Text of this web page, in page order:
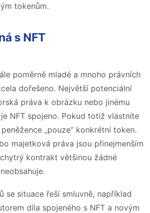
tokenům.
s NFT
poměrně mladé a mnoho právních
dořešeno. Největší potenciální
práva k obrázku nebo jinému
NFT spojeno. Pokud totiž vlastníte
„pouze“ konkrétní token.
majetková práva jsou přinejmenším
kontrakt většinou žádné
se situace řeší smluvně, například
díla spojeného s NFT a novým